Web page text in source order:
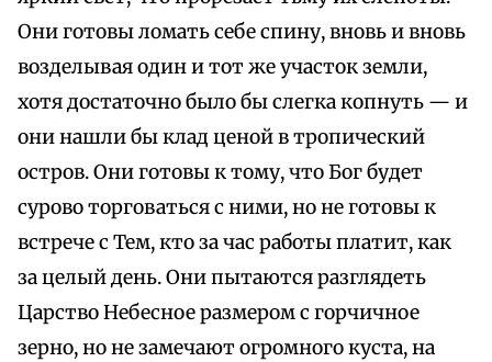
Они готовы ломать себе спину, вновь и вновь
возделывая один и тот же участок земли,
хотя достаточно было бы слегка копнуть — и
они нашли бы клад ценой в тропический
остров. Они готовы к тому, что Бог будет
сурово торговаться с ними, но не готовы к
встрече с Тем, кто за час работы платит, как
за целый день. Они пытаются разглядеть
Царство Небесное размером с горчичное
зерно, но не замечают огромного куста, на